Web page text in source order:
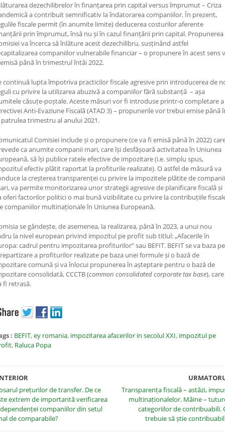
dezechilibrelor în finanțarea prin capital versus împrumut – Criza
a contribuit semnificativ la îndatorarea companiilor. În prezent,
fiscale permit (în anumite limite) deducerea costurilor aferente
prin împrumut, însă nu și în cazul finanțării prin capital. Propunerea
va încerca să înlăture acest dezechilibru, susținând astfel
companiilor vulnerabile financiar – o propunere în acest sens
până în trimestrul întâi 2022.
continuă lupta împotriva practicilor fiscale agresive prin introducerea de
cu privire la utilizarea abuzivă a companiilor fără substanță – așa
căsuțe-poștale. Aceste măsuri vor fi introduse printr-o completare a
Anti-Evaziune Fiscală (ATAD 3) – propunerile vor trebui emise până
patrulea trimestru al anului 2021.
Comisiei include și o propunere (ce va fi emisă până în 2022)
ca anumite companii mari, care își desfășoară activitatea în Uniunea
să își publice ratele efective de impozitare (i.e. simplu spus,
efectiv plătit raportat la profiturile realizate). O astfel de măsură va
la creșterea transparenței cu privire la impozitele plătite de
va permite monitorizarea unor strategii agresive de planificare fiscală și
oferi factorilor politici o mai bună vizibilitate cu privire la contribuțiile
companiilor multinaționale în Uniunea Europeană.
se gândește, de asemenea, la realizarea, până în 2023, a unui nou
la nivel european privind impozitul pe profit sub titlul: „Afacerile în
cadrul pentru impozitarea profiturilor” sau BEFIT. BEFIT se va baza pe
a profiturilor realizate pe baza unei formule și o bază de
comună și va înlocui propunerea în așteptare pentru o bază de
consolidată, CCCTB (common consolidated corporate tax base), care
fi retrasă.
: BEFIT,ey romania, impozitarea afacerilor in secolul XXI, impozitul pe
, Raluca Popa
prețurilor de transfer. De ce
extrem de importantă verificarea
companiilor din setul
de comparabile?
Transparența fiscală – astăzi,
multinaționalelor. Mâine –
categoriilor de contribuabili.
trebuie să știe